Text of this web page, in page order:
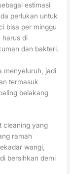
estimasi
perlukan untuk
bisa per minggu
harus di
dan bakteri.
menyeluruh, jadi
termasuk
belakang
cleaning yang
ramah
wangi,
bersihkan demi